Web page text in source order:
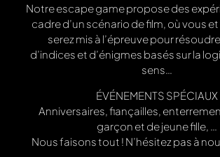
Notre escape game propose des
cadre d’un scénario de film, où vous
serez mis à l’épreuve pour
d’indices et d’énigmes basés sur la
sens…
ÉVÉNEMENTS SPÉCIAUX
Anniversaires, fiançailles,
garçon et de jeune fille, …
Nous faisons tout ! N’hésitez pas à